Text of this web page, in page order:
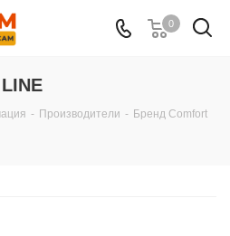
0
- Производители - Бренд Comfort